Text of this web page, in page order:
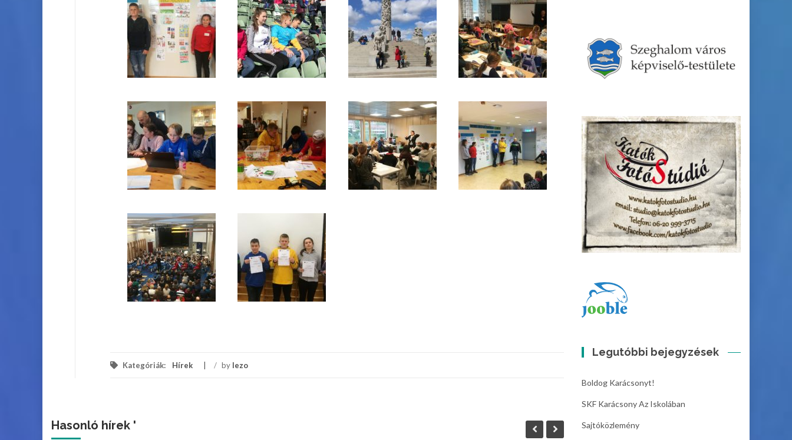
Kategóriák: Hírek / by lezo
Hasonló hírek '
Legutóbbi bejegyzések
Boldog Karácsonyt!
SKF Karácsony Az Iskolában
Sajtóközlemény